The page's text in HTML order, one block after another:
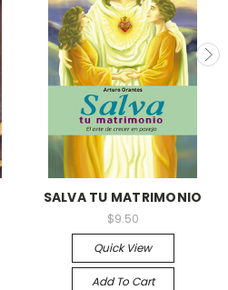
SALVA TU MATRIMONIO
$9.50
Quick View
Add To Cart